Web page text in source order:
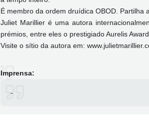
É membro da ordem druídica OBOD. Partilha
Juliet Marillier é uma autora
prémios, entre eles o prestigiado Aurelis
Visite o sítio da autora em:
Imprensa:
-